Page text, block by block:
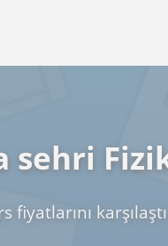
sehri
fiyatlarını